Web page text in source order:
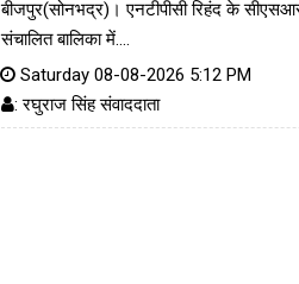
बीजपुर(सोनभद्र)। एनटीपीसी रिहंद के
संचालित बालिका में....
Saturday 08-08-2026 5:12 PM
: रघुराज सिंह संवाददाता